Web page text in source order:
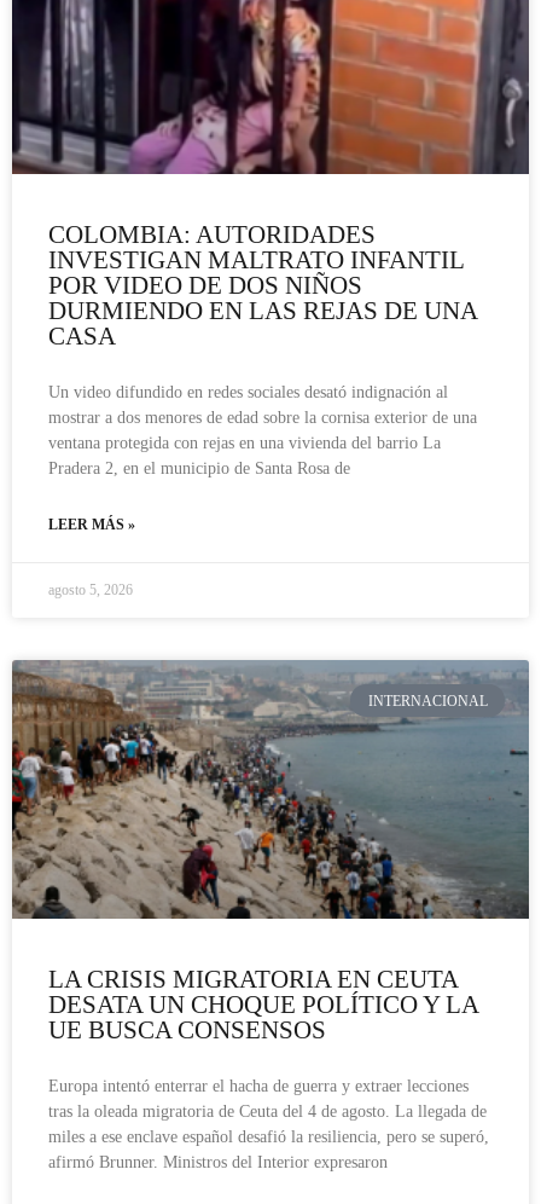
COLOMBIA: AUTORIDADES
INVESTIGAN MALTRATO INFANTIL
POR VIDEO DE DOS NIÑOS
DURMIENDO EN LAS REJAS DE UNA
CASA
Un video difundido en redes sociales desató indignación al
mostrar a dos menores de edad sobre la cornisa exterior de una
ventana protegida con rejas en una vivienda del barrio La
Pradera 2, en el municipio de Santa Rosa de
LEER MÁS »
agosto 5, 2026
INTERNACIONAL
LA CRISIS MIGRATORIA EN CEUTA
DESATA UN CHOQUE POLÍTICO Y LA
UE BUSCA CONSENSOS
Europa intentó enterrar el hacha de guerra y extraer lecciones
tras la oleada migratoria de Ceuta del 4 de agosto. La llegada de
miles a ese enclave español desafió la resiliencia, pero se superó,
afirmó Brunner. Ministros del Interior expresaron